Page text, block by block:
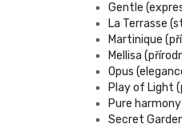
Gentle
La Terrasse
Martinique
Mellisa
Opus
Play of Light
Pure
Secret